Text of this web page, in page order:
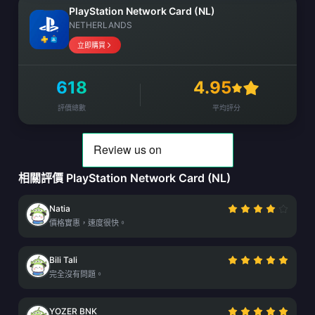
PlayStation Network Card (NL)
NETHERLANDS
立即購買
618
評價總數
4.95
平均評分
相關評價 PlayStation Network Card (NL)
Natia
價格實惠，速度很快。
Bili Tali
完全沒有問題。
YOZER BNK